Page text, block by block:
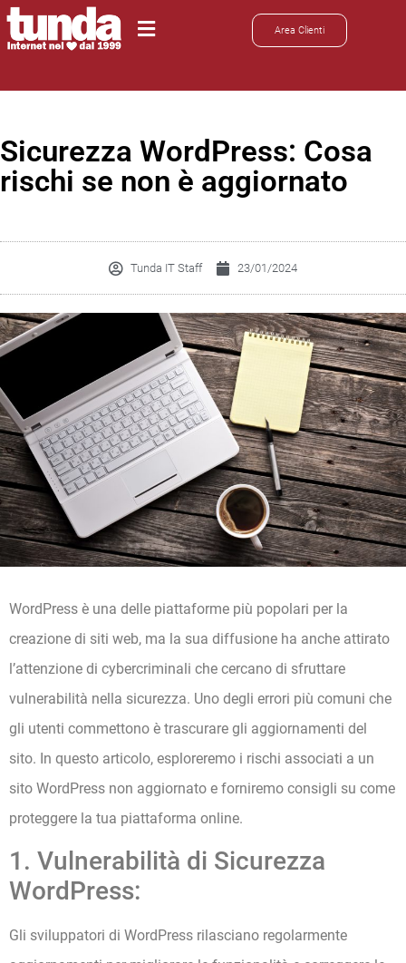
Area Clienti
Sicurezza WordPress: Cosa
rischi se non è aggiornato
Tunda IT Staff 23/01/2024
WordPress è una delle piattaforme più popolari per la
creazione di siti web, ma la sua diffusione ha anche attirato
l’attenzione di cybercriminali che cercano di sfruttare
vulnerabilità nella sicurezza. Uno degli errori più comuni che
gli utenti commettono è trascurare gli aggiornamenti del
sito. In questo articolo, esploreremo i rischi associati a un
sito WordPress non aggiornato e forniremo consigli su come
proteggere la tua piattaforma online.
1. Vulnerabilità di Sicurezza
WordPress:
Gli sviluppatori di WordPress rilasciano regolarmente